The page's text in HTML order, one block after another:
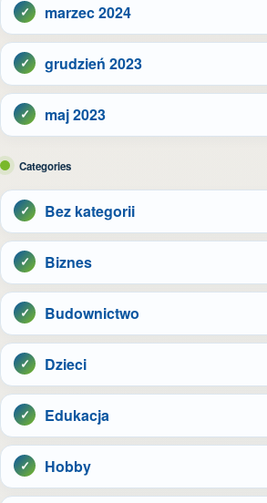
marzec 2024
grudzień 2023
maj 2023
Categories
Bez kategorii
Biznes
Budownictwo
Dzieci
Edukacja
Hobby